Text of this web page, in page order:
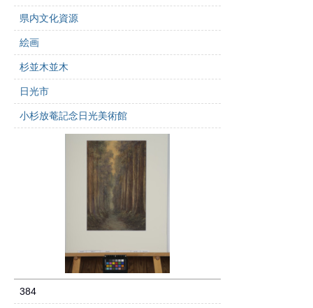
県内文化資源
絵画
杉並木並木
日光市
小杉放菴記念日光美術館
384